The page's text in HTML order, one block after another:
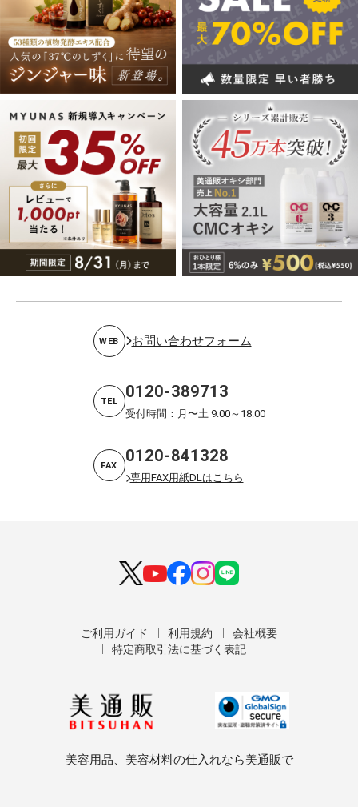
WEB お問い合わせフォーム
TEL 0120-389713
受付時間：月〜土 9:00～18:00
FAX 0120-841328
専用FAX用紙DLはこちら
ご利用ガイド 利用規約
会社概要
特定商取引法に基づく表記
美容用品、美容材料の仕入れなら美通販で